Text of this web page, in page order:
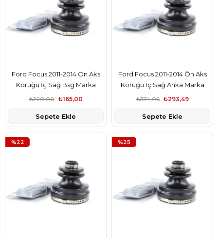
Ford Focus 2011-2014 Ön Aks
Körüğü İç Sağ Bsg Marka
AV614C062CA
₺165,00
₺220,00
Sepete Ekle
Ford Focus 2011-2014 Ön Aks
Körüğü İç Sağ Anka Marka
AV614C062CA
₺293,49
₺374,06
Sepete Ekle
%22 %25